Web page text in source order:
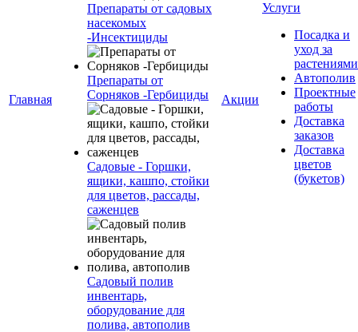
Главная
Препараты от садовых
насекомых
-Инсектициды
Препараты от
Сорняков -Гербициды
Садовые - Горшки,
ящики, кашпо, стойки
для цветов, рассады,
саженцев
Садовый полив
инвентарь,
оборудование для
полива, автополив
Акции
Услуги
Посадка и
уход за
растениями
Автополив
Проектные
работы
Доставка
заказов
Доставка
цветов
(букетов)